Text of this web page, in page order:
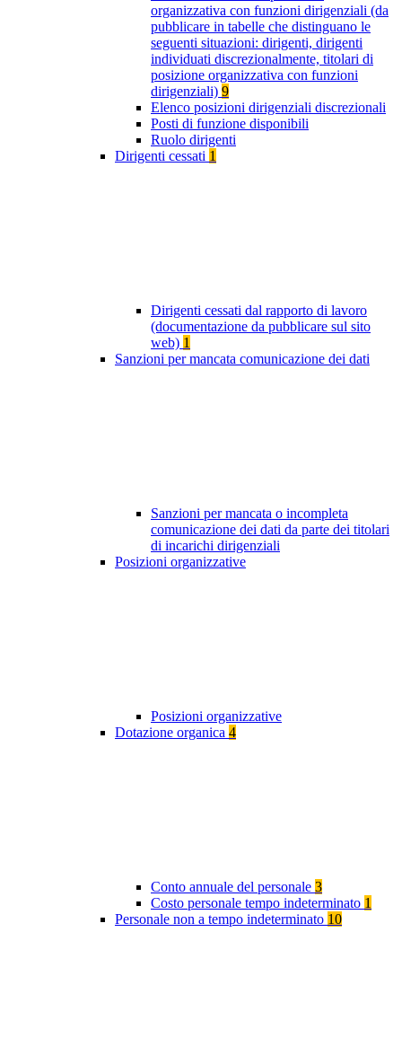
organizzativa con funzioni dirigenziali (da
pubblicare in tabelle che distinguano le
seguenti situazioni: dirigenti, dirigenti
individuati discrezionalmente, titolari di
posizione organizzativa con funzioni
dirigenziali) 9
Elenco posizioni dirigenziali discrezionali
Posti di funzione disponibili
Ruolo dirigenti
Dirigenti cessati 1
Dirigenti cessati dal rapporto di lavoro
(documentazione da pubblicare sul sito
web) 1
Sanzioni per mancata comunicazione dei dati
Sanzioni per mancata o incompleta
comunicazione dei dati da parte dei titolari
di incarichi dirigenziali
Posizioni organizzative
Posizioni organizzative
Dotazione organica 4
Conto annuale del personale 3
Costo personale tempo indeterminato 1
Personale non a tempo indeterminato 10